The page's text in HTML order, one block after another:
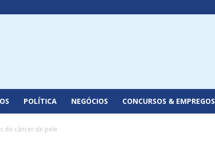
POLÍTICA NEGÓCIOS CONCURSOS & EMPREGOS
do câncer de pele